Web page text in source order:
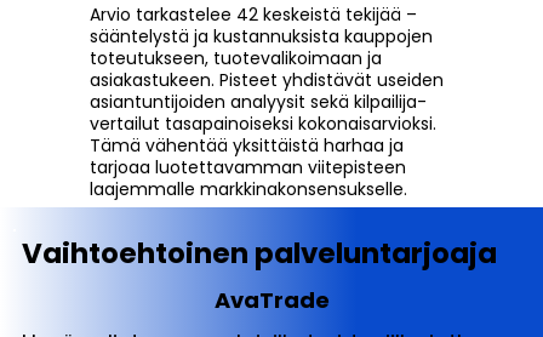
Arvio tarkastelee 42 keskeistä tekijää –
sääntelystä ja kustannuksista kauppojen
toteutukseen, tuotevalikoimaan ja
asiakastukeen. Pisteet yhdistävät useiden
asiantuntijoiden analyysit sekä kilpailija-
vertailut tasapainoiseksi kokonaisarvioksi.
Tämä vähentää yksittäistä harhaa ja
tarjoaa luotettavamman viitepisteen
laajemmalle markkinakonsensukselle.
Vaihtoehtoinen palveluntarjoaja
AvaTrade